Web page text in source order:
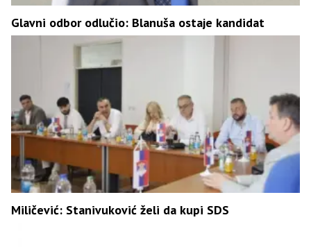
Glavni odbor odlučio: Blanuša ostaje kandidat
Miličević: Stanivuković želi da kupi SDS